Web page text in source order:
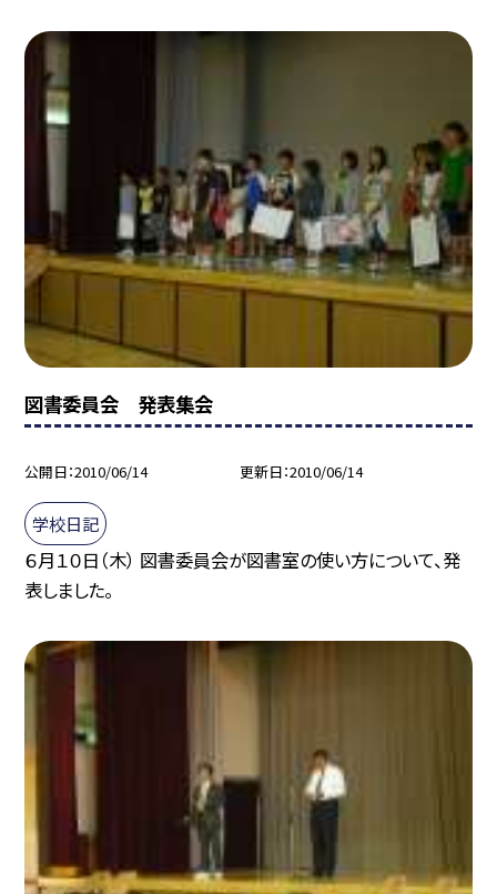
図書委員会 発表集会
公開日 2010/06/14 更新日 2010/06/14
学校日記
６月１０日（木） 図書委員会が図書室の使い方について、発
表しました。